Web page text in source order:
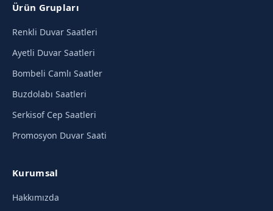
Ürün Grupları
Renkli Duvar Saatleri
Ayetli Duvar Saatleri
Bombeli Camlı Saatler
Buzdolabı Saatleri
Serkisof Cep Saatleri
Promosyon Duvar Saati
Kurumsal
Hakkımızda